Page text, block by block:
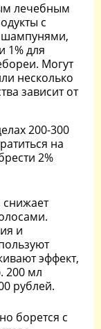
лечебным
с
шампунями,
1% для
Могут
несколько
зависит от
200-300
на
2%
и
эффект,
200 мл
рублей.
борется с